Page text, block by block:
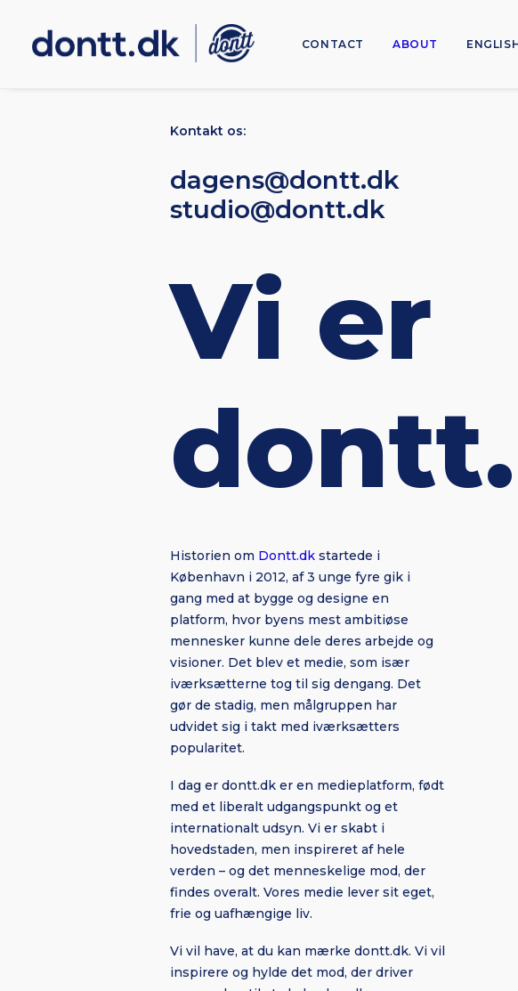
CONTACT ABOUT
Kontakt os:
dagens@dontt.dk
studio@dontt.dk
Vi er
Historien om Dontt.dkstartede i
København i 2012, af 3 unge fyre gik i
gang med at bygge og designe en
platform, hvor byens mest ambitiøse
mennesker kunne dele deres arbejde og
visioner. Det blev et medie, som især
iværksætterne tog til sig dengang. Det
gør de stadig, men målgruppen har
udvidet sig i takt med iværksætters
popularitet.
I dag er dontt.dk er en medieplatform, født
med et liberalt udgangspunkt og et
internationalt udsyn. Vi er skabt i
hovedstaden, men inspireret af hele
verden – og det menneskelige mod, der
findes overalt. Vores medie lever sit eget,
frie og uafhængige liv.
Vi vil have, at du kan mærke dontt.dk. Vi vil
inspirere og hylde det mod, der driver